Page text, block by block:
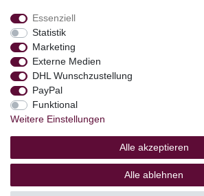
Impressum
Barrierefreiheitserklärung
Vertrag widerrufen
Essenziell
Statistik
Marketing
Externe Medien
DHL Wunschzustellung
PayPal
Funktional
Weitere Einstellungen
Alle akzeptieren
Alle ablehnen